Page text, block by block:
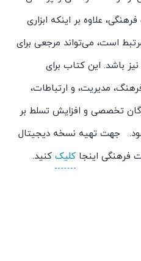
علاوه بر اینکه ابزاری
است، می‌تواند مرجعی برای
باشد. این کتاب برای
مدیریت، و ارتباطات،
تخصصی و افزایش تسلط بر
جهت تهیه نسخه دیجیتال
فرهنگی اینجا کلیک کنید.